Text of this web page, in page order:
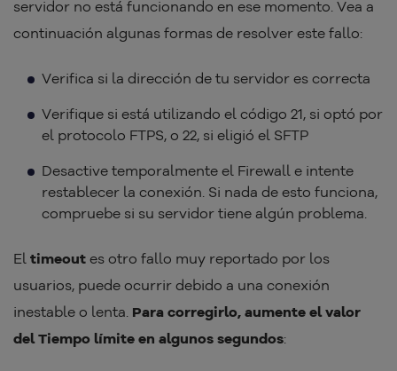
servidor no está funcionando en ese momento. Vea a
continuación algunas formas de resolver este fallo:
Verifica si la dirección de tu servidor es correcta
Verifique si está utilizando el código 21, si optó por
el protocolo FTPS, o 22, si eligió el SFTP
Desactive temporalmente el Firewall e intente
restablecer la conexión. Si nada de esto funciona,
compruebe si su servidor tiene algún problema.
El timeout es otro fallo muy reportado por los
usuarios, puede ocurrir debido a una conexión
inestable o lenta. Para corregirlo, aumente el valor
del Tiempo límite en algunos segundos: